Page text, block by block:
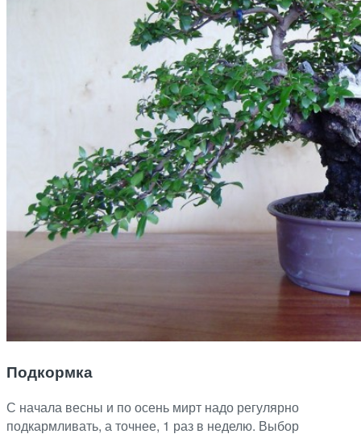
Подкормка
С начала весны и по осень мирт надо регулярно
подкармливать, а точнее, 1 раз в неделю. Выбор